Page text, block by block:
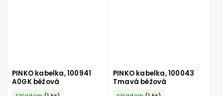
PINKO kabelka, 100941
A0GK béžová
PINKO kabelka, 100043
Tmavá béžová